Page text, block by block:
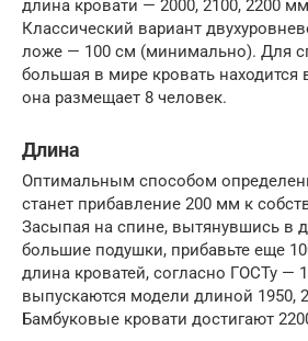
длина кровати — 2000, 2100, 2200
Классический вариант
ложе — 100 см (минимально). Для
большая в мире кровать находится
она размещает 8 человек.
Длина
Оптимальным способом
станет прибавление 200 мм к
Засыпая на спине, вытянувшись в
большие подушки, прибавьте еще
длина кроватей, согласно ГОСТу —
выпускаются модели длиной 1950,
Бамбуковые кровати достигают